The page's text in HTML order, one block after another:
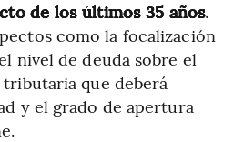
de los últimos 35 años.
como la focalización
nivel de deuda sobre el
que deberá
y el grado de apertura